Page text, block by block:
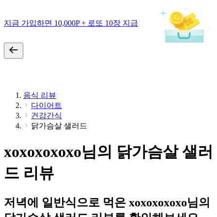
지금 가입하면 10,000P + 로또 10장 지급
음식 리뷰
다이어트
건강간식
닭가슴살 샐러드
xoxoxoxoxo님의 닭가슴살 샐러
드 리뷰
저녁에 일반식으로 먹은 xoxoxoxoxo님의